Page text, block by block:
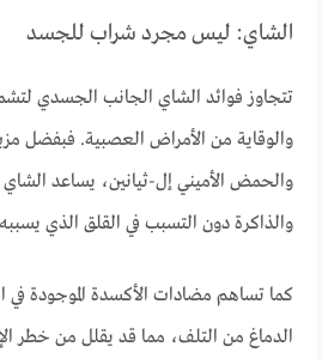
الشاي: ليس مجرد شراب للجسد
تتجاوز فوائد الشاي الجانب الجسدي
والوقاية من الأمراض العصبية. فبفضل
والحمض الأميني إل-ثيانين، يساعد
والذاكرة دون التسبب في القلق الذي
كما تساهم مضادات الأكسدة الموجودة في
الدماغ من التلف، مما قد يقلل من خطر